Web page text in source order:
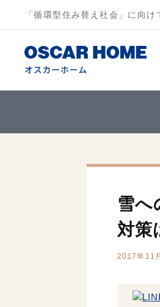
「循環型住み替え社会」に向け
雪へ
対策
2017年11